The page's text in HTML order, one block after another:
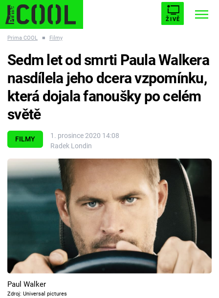
ŽIVĚ
ESCAPE PLNEJ KOTEL AVENGERS 5
Témata
Filmy
Seriály
Hry
Cool Esport
Pořady
TV Program
Prima COOL ■ Filmy
FILMY
1. prosince 2020 14:08
Radek Londin
Sedm let od smrti Paula Walkera
nasdílela jeho dcera vzpomínku,
která dojala fanoušky po celém
světě
Paul Walker
Zdroj: Universal pictures